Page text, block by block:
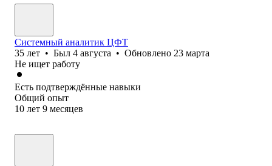
Системный аналитик ЦФТ
35 лет • Был 4 августа • Обновлено 23 марта
Не ищет работу
Есть подтверждённые навыки
Общий опыт
10 лет 9 месяцев